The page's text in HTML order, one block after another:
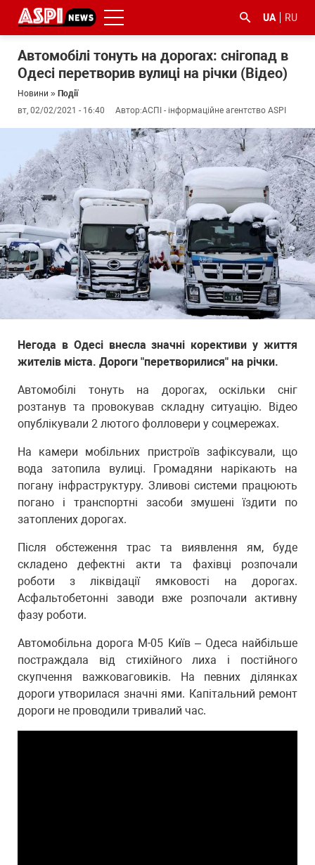
UA RU
Автомобілі тонуть на дорогах: снігопад в
Одесі перетворив вулиці на річки (Відео)
Новини » Події
вт, 02/02/2021 - 16:40
Автор:АСПІ - інформаційне агентство ASPI
Негода в Одесі внесла значні корективи у життя
жителів міста. Дороги "перетворилися" на річки.
Автомобілі тонуть на дорогах, оскільки сніг
розтанув та провокував складну ситуацію. Відео
опублікували 2 лютого фолловери у соцмережах.
На камери мобільних пристроїв зафіксували, що
вода затопила вулиці. Громадяни нарікають на
погану інфраструктуру. Зливові системи працюють
погано і транспортні засоби змушені їздити по
затоплених дорогах.
Після обстеження трас та виявлення ям, буде
складено дефектні акти та фахівці розпочали
роботи з ліквідації ямковості на дорогах.
Асфальтобетонні заводи вже розпочали активну
фазу роботи.
Автомобільна дорога М-05 Київ – Одеса найбільше
постраждала від стихійного лиха і постійного
скупчення важковаговиків. На певних ділянках
дороги утворилася значні ями. Капітальний ремонт
дороги не проводили тривалий час.
#ООС
#боротьба
з
корупцією
#ДФС #Київ #коронавірус